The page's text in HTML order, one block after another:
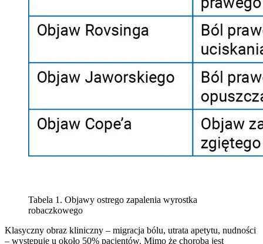
Tabela 1. Objawy ostrego zapalenia wyrostka
robaczkowego
Klasyczny obraz kliniczny – migracja bólu, utrata apetytu, nudności
– występuje u około 50% pacjentów. Mimo że choroba jest